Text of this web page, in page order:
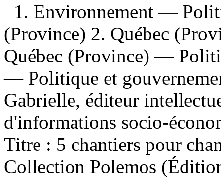
1. Environnement —
(Province) 2. Québec
Québec (Province) —
— Politique et
Gabrielle, éditeur
d'informations socio-
Titre : 5 chantiers pour
Collection Polemos